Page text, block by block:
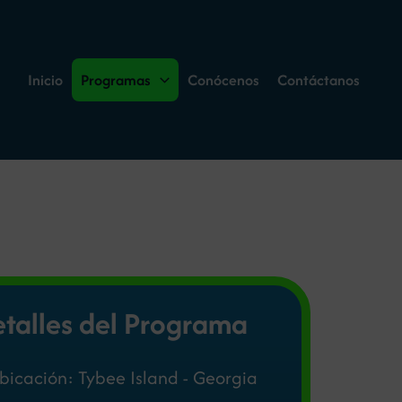
Inicio Programas Conócenos Contáctanos
del Programa
Tybee Island - Georgia